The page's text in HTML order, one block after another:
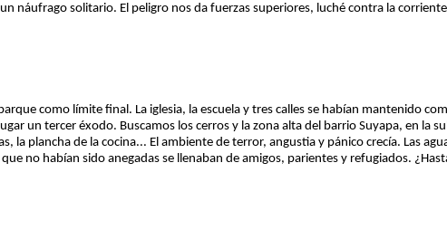
náufrago solitario. El peligro nos da fuerzas superiores, luché contra la
como límite final. La iglesia, la escuela y tres calles se habían mantenido
un tercer éxodo. Buscamos los cerros y la zona alta del barrio Suyapa, en la
la plancha de la cocina... El ambiente de terror, angustia y pánico crecía. Las
no habían sido anegadas se llenaban de amigos, parientes y refugiados.